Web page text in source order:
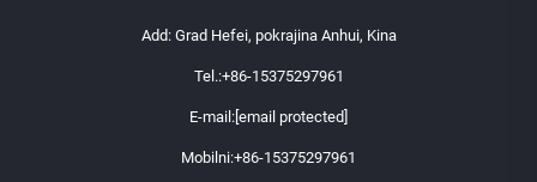
Add: Grad Hefei, pokrajina Anhui, Kina
Tel.:+86-15375297961
E-mail: [email protected]
Mobilni:+86-15375297961